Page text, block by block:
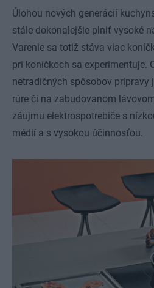
Úlohou nových generácií
stále dokonalejšie plniť vysoké
Varenie sa totiž stáva viac
pri koníčkoch sa experimentuje.
netradičných spôsobov prípravy
rúre či na zabudovanom
záujmu elektrospotrebiče s
médií a s vysokou účinnosťou.